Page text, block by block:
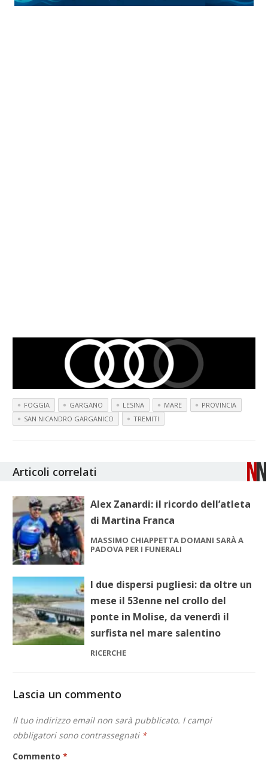
FOGGIA GARGANO LESINA MARE
PROVINCIA
SAN NICANDRO GARGANICO
TREMITI
Articoli correlati
Alex Zanardi: il ricordo dell’atleta
di Martina Franca
MASSIMO CHIAPPETTA DOMANI SARÀ A
PADOVA PER I FUNERALI
I due dispersi pugliesi: da oltre un
mese il 53enne nel crollo del
ponte in Molise, da venerdì il
surfista nel mare salentino
RICERCHE
Lascia un commento
Il tuo indirizzo email non sarà pubblicato. I campi
obbligatori sono contrassegnati *
Commento*